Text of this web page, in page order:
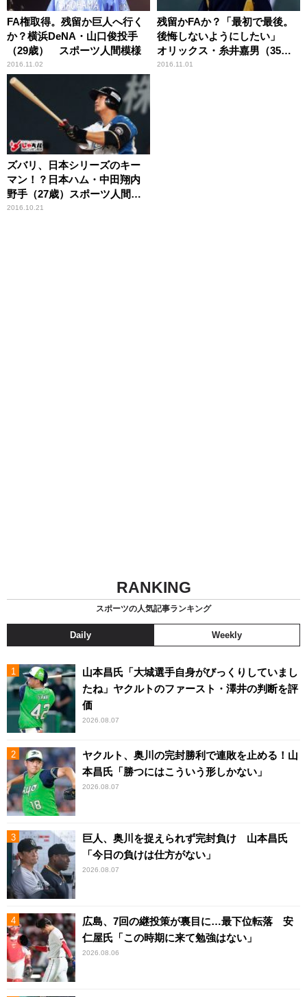
FA権取得。残留か巨人へ行く
か？横浜DeNA・山口俊投手
（29歳） スポーツ人間模様
2016.11.02
残留かFAか？「最初で最後。
後悔しないようにしたい」
オリックス・糸井嘉男（35
歳） スポーツ人間模様
2016.11.01
ズバリ、日本シリーズのキー
マン！？日本ハム・中田翔内
野手（27歳）スポーツ人間模
様
2016.10.21
RANKING
スポーツの人気記事ランキング
Daily Weekly
山本昌氏「大城選手自身がびっくりしていまし
たね」ヤクルトのファースト・澤井の判断を評
価
2026.08.07
ヤクルト、奥川の完封勝利で連敗を止める！山
本昌氏「勝つにはこういう形しかない」
2026.08.07
巨人、奥川を捉えられず完封負け 山本昌氏
「今日の負けは仕方がない」
2026.08.07
広島、7回の継投策が裏目に…最下位転落 安
仁屋氏「この時期に来て勉強はない」
2026.08.06